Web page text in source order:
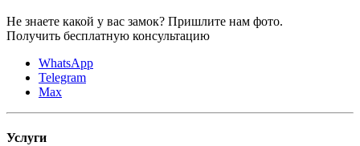
Не знаете какой у вас замок? Пришлите нам фото.
Получить бесплатную консультацию
WhatsApp
Telegram
Max
Услуги